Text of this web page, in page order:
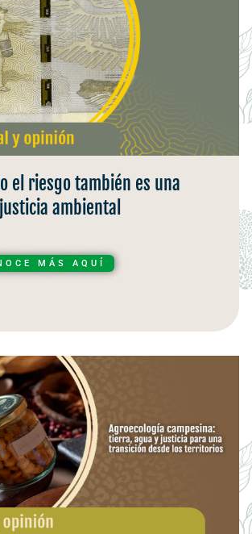
el riesgo también es una
ambiental
MÁS AQUÍ